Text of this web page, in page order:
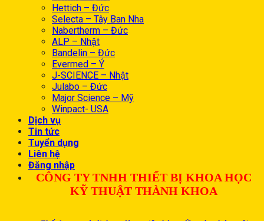
Hettich – Đức
Selecta – Tây Ban Nha
Nabertherm – Đức
ALP – Nhật
Bandelin – Đức
Evermed – Ý
J-SCIENCE – Nhật
Julabo – Đức
Major Science – Mỹ
Winpact- USA
Dịch vụ
Tin tức
Tuyển dụng
Liên hệ
Đăng nhập
CÔNG TY TNHH THIẾT BỊ KHOA HỌC
KỸ THUẬT THÀNH KHOA